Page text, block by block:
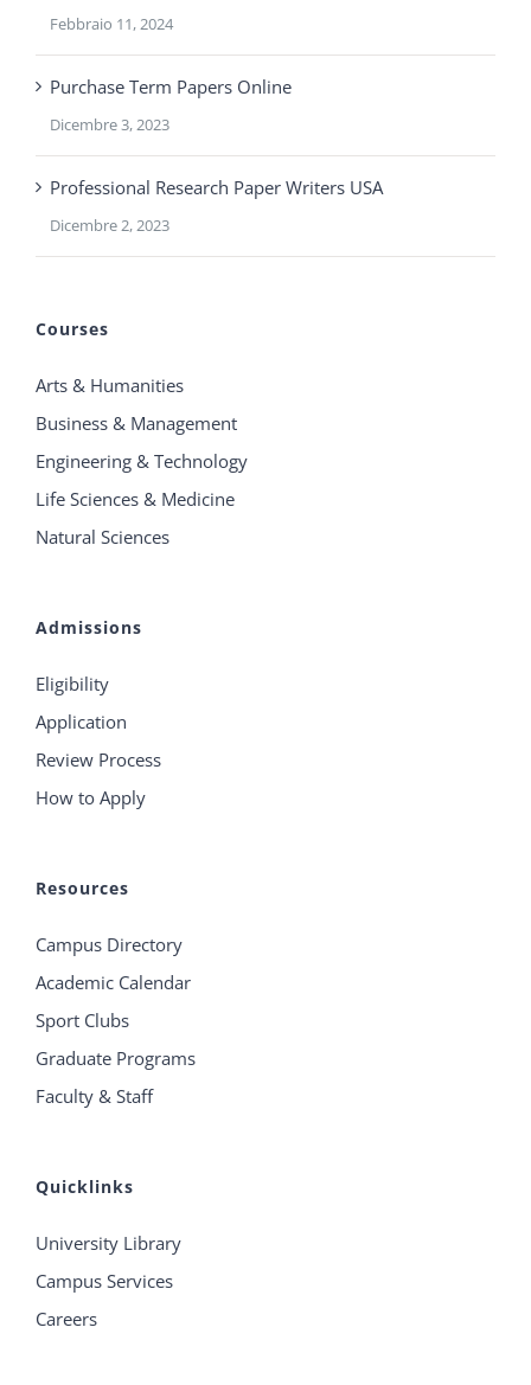
Febbraio 11, 2024
Purchase Term Papers Online
Dicembre 3, 2023
Professional Research Paper Writers USA
Dicembre 2, 2023
Courses
Arts & Humanities
Business & Management
Engineering & Technology
Life Sciences & Medicine
Natural Sciences
Admissions
Eligibility
Application
Review Process
How to Apply
Resources
Campus Directory
Academic Calendar
Sport Clubs
Graduate Programs
Faculty & Staff
Quicklinks
University Library
Campus Services
Careers